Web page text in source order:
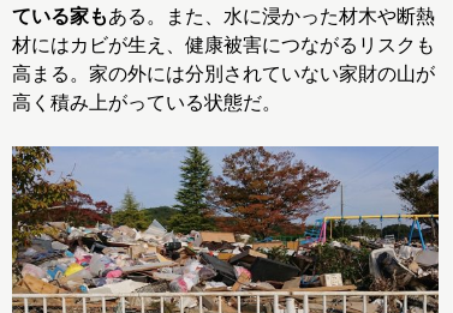
ている家もある。また、水に浸かった材木や断熱
材にはカビが生え、健康被害につながるリスクも
高まる。家の外には分別されていない家財の山が
高く積み上がっている状態だ。